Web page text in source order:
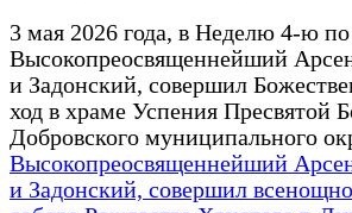
3 мая 2026 года, в Неделю 4-ю
Высокопреосвященнейший
и Задонский, совершил
ход в храме Успения Пресвятой
Добровского муниципального
Высокопреосвященнейший
и Задонский, совершил